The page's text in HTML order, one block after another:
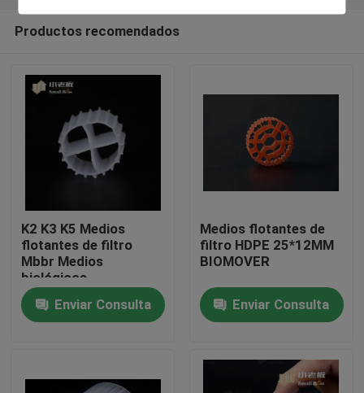
Hogar
Sobre nosotros
Productos recomendados
K2 K3 K5 Medios
flotantes de filtro
Mbbr Medios
biológicos
Enviar Consulta
Medios flotantes de
filtro HDPE 25*12MM
BIOMOVER
Enviar Consulta